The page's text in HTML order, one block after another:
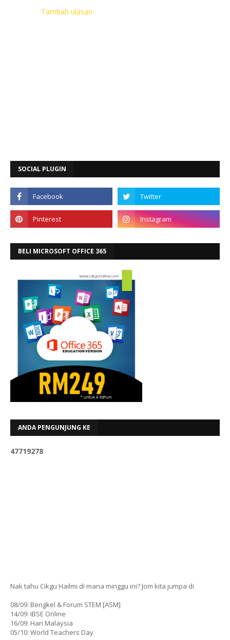
Tambah ulasan
SOCIAL PLUGIN
BELI MICROSOFT OFFICE 365
ANDA PENGUNJUNG KE
47719278
Nak tahu Cikgu Hailmi di mana minggu ini? Jom kita jumpa di
08/09: Bengkel & Forum STEM [ASM]
14/09: IBSE Online
16/09: Hari Malaysia
05/10: World Teachers Day